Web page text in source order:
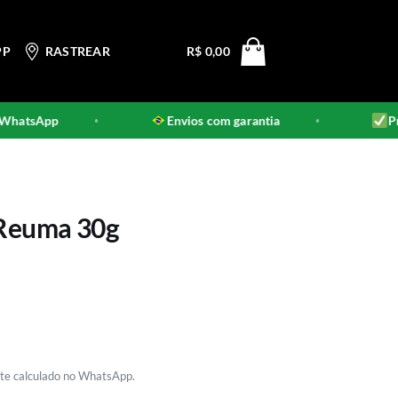
RASTREAR R$ 0,00
Envios com garantia
30g
calculado no WhatsApp.